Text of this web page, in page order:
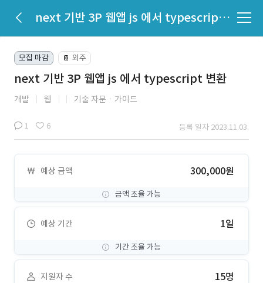
next 기반 3P 웹앱 js 에서 typescript 변환
모집 마감 📔 외주
next 기반 3P 웹앱 js 에서 typescript 변환
개발 웹 기술 자문ㆍ가이드
1 6 등록 일자 2023.11.03.
예상 금액 300,000원
금액 조율 가능
예상 기간 1일
기간 조율 가능
지원자 수 15명